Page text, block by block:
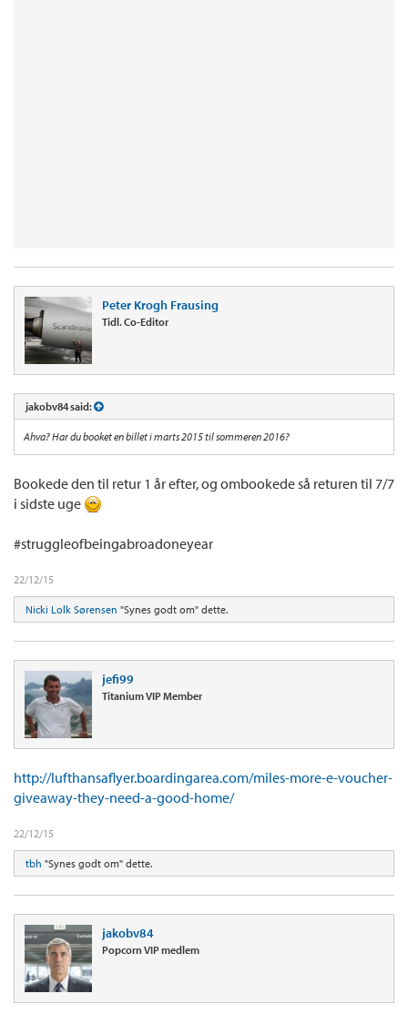
Peter Krogh Frausing
Tidl. Co-Editor
jakobv84 said:
Ahva? Har du booket en billet i marts 2015 til sommeren 2016?
Bookede den til retur 1 år efter, og ombookede så returen til 7/7
i sidste uge
#struggleofbeingabroadoneyear
22/12/15
Nicki Lolk Sørensen "Synes godt om" dette.
jefi99
Titanium VIP Member
http://lufthansaflyer.boardingarea.com/miles-more-e-voucher-
giveaway-they-need-a-good-home/
22/12/15
tbh "Synes godt om" dette.
jakobv84
Popcorn VIP medlem